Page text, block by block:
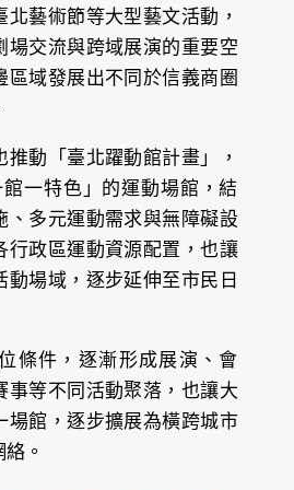
北藝術節等大型藝文活動，
場交流與跨域展演的重要空
區域發展出不同於信義商圈
推動「臺北躍動館計畫」，
一特色」的運動場館，結
、多元運動需求與無障礙設
行政區運動資源配置，也讓
動場域，逐步延伸至市民日
條件，逐漸形成展演、會
事等不同活動聚落，也讓大
場館，逐步擴展為橫跨城市
。